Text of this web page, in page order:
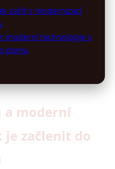
začít s modernizací
moderní technologie s
domu
a moderní
je začlenit do